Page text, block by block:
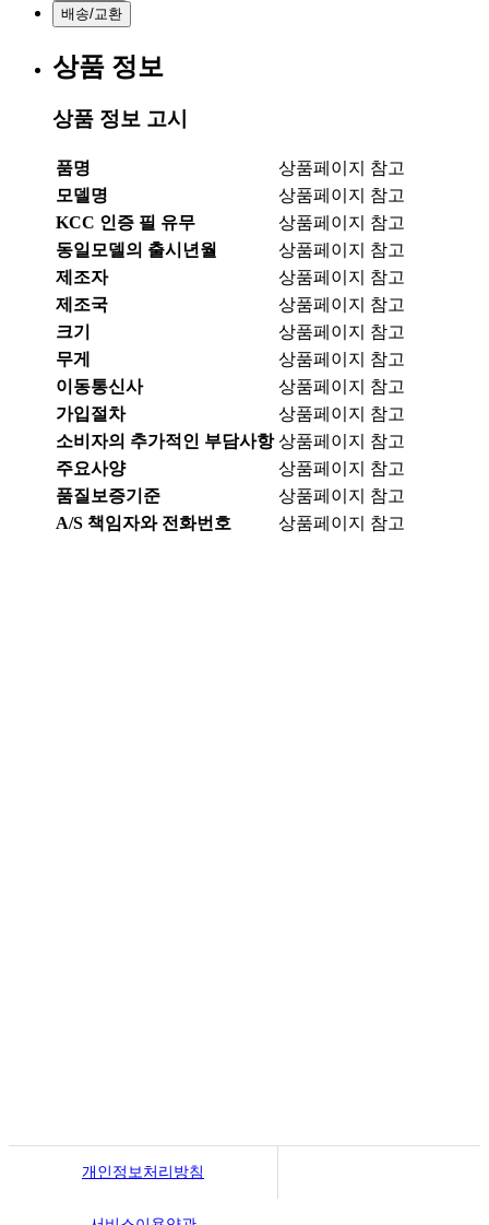
배송/교환
상품 정보
상품 정보 고시
품명
상품페이지 참고
모델명
상품페이지 참고
KCC 인증 필 유무
상품페이지 참고
동일모델의 출시년월
상품페이지 참고
제조자
상품페이지 참고
제조국
상품페이지 참고
크기
상품페이지 참고
무게
상품페이지 참고
이동통신사
상품페이지 참고
가입절차
상품페이지 참고
소비자의 추가적인 부담사항 상품페이지 참고
주요사양
상품페이지 참고
품질보증기준
상품페이지 참고
A/S 책임자와 전화번호
상품페이지 참고
개인정보처리방침